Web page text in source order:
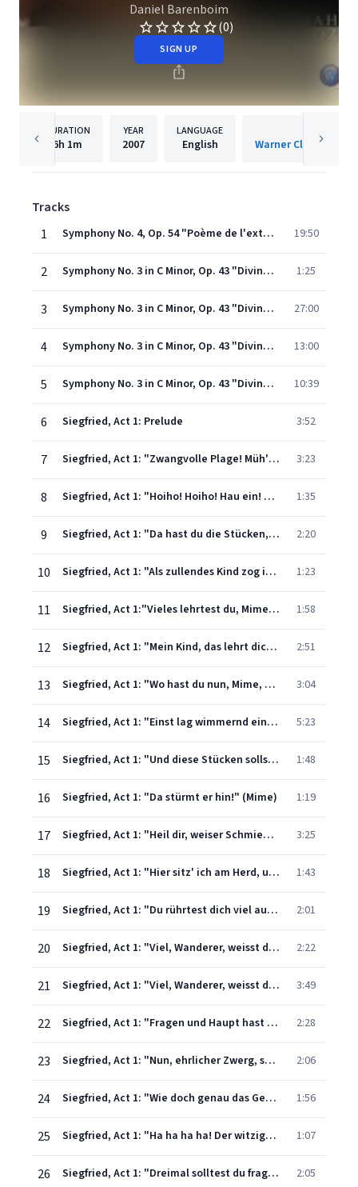
Daniel Barenboim
(0)
SIGN UP
DURATION
6h 1m
YEAR
2007
LANGUAGE
English Warner Classics
Tracks
1
Symphony No. 4, Op. 54 "Poème de l'extase" 19:50
2 Symphony No. 3 in C Minor, Op. 43 "Divine Poem": I. Lento 1:25
3 Symphony No. 3 in C Minor, Op. 43 "Divine Poem": II. Luttes 27:00
4 Symphony No. 3 in C Minor, Op. 43 "Divine Poem": III. Voluptés 13:00
5 Symphony No. 3 in C Minor, Op. 43 "Divine Poem": IV. Jeu divin 10:39
6 Siegfried, Act 1: Prelude 3:52
7 Siegfried, Act 1: "Zwangvolle Plage! Müh' ohne Zweck!" (Mime) 3:23
8 Siegfried, Act 1: "Hoiho! Hoiho! Hau ein! Hau ein!" (Siegfried, Mime) 1:35
9 Siegfried, Act 1: "Da hast du die Stücken, schändlicher Stümper" (Siegfried, Mime) 2:20
10 Siegfried, Act 1: "Als zullendes Kind zog ich dich auf" (Mime) 1:23
11 Siegfried, Act 1:"Vieles lehrtest du, Mime" (Siegfried) 1:58
12 Siegfried, Act 1: "Mein Kind, das lehrt dich kennen" (Siegfried, Mime) 2:51
13 Siegfried, Act 1: "Wo hast du nun, Mime, dein minniges Weibchen" (Siegfried, Mime) 3:04
14 Siegfried, Act 1: "Einst lag wimmernd ein Weib" (Siegfried, Mime) 5:23
15 Siegfried, Act 1: "Und diese Stücken sollst du mir schmieden" (Siegfried, Mime) 1:48
16 Siegfried, Act 1: "Da stürmt er hin!" (Mime) 1:19
17 Siegfried, Act 1: "Heil dir, weiser Schmied!" (Wanderer) 3:25
18 Siegfried, Act 1: "Hier sitz' ich am Herd, und setze mein Haupt" (Wanderer) 1:43
19 Siegfried, Act 1: "Du rührtest dich viel auf der Erde Rücken" (Mime, Wanderer) 2:01
20 Siegfried, Act 1: "Viel, Wanderer, weisst du mir aus der Erde Nabelnest" (Mime, Wanderer) 2:22
21 Siegfried, Act 1: "Viel, Wanderer, weisst du mir von der Erde rauhem Rücken" (Mime, Wanderer) 3:49
22 Siegfried, Act 1: "Fragen und Haupt hast du gelöst" (Mime, Wanderer) 2:28
23 Siegfried, Act 1: "Nun, ehrlicher Zwerg, sag mir zum ersten" (Mime, Wanderer) 2:06
24 Siegfried, Act 1: "Wie doch genau das Geschlecht du mir nennst" (Mime, Wanderer) 1:56
25 Siegfried, Act 1: "Ha ha ha ha! Der witzigste bist du unter den Weisen" (Mime, Wanderer) 1:07
26 Siegfried, Act 1: "Dreimal solltest du fragen" (Wanderer) 2:05